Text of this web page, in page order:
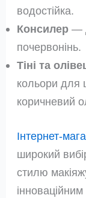
водостійка.
Консилер —
почервонінь.
Тіні та
кольори для
коричневий
Інтернет-
широкий
стилю